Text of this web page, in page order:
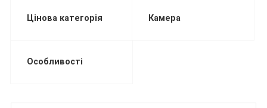
Цінова категорія Камера
Особливості